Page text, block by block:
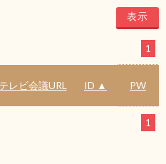
1
テレビ会議URL ID ▲ PW
1